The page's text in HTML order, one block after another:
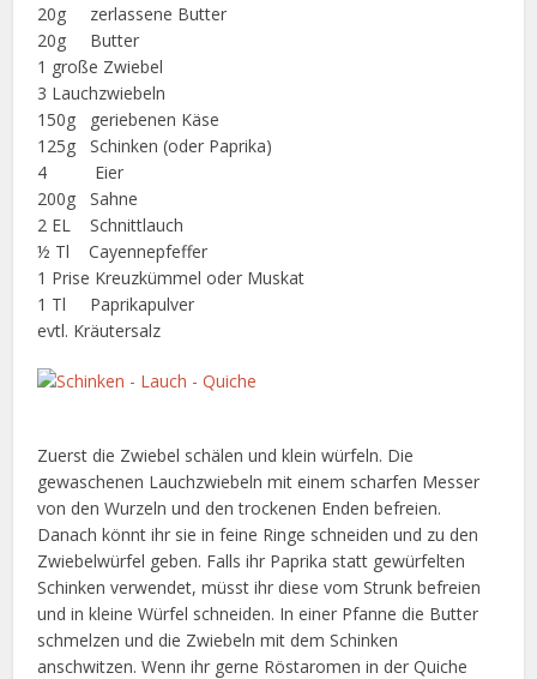
20g zerlassene Butter
20g Butter
1 große Zwiebel
3 Lauchzwiebeln
150g geriebenen Käse
125g Schinken (oder Paprika)
4 Eier
200g Sahne
2 EL Schnittlauch
½ Tl Cayennepfeffer
1 Prise Kreuzkümmel oder Muskat
1 Tl Paprikapulver
evtl. Kräutersalz
Zuerst die Zwiebel schälen und klein würfeln. Die
gewaschenen Lauchzwiebeln mit einem scharfen Messer
von den Wurzeln und den trockenen Enden befreien.
Danach könnt ihr sie in feine Ringe schneiden und zu den
Zwiebelwürfel geben. Falls ihr Paprika statt gewürfelten
Schinken verwendet, müsst ihr diese vom Strunk befreien
und in kleine Würfel schneiden. In einer Pfanne die Butter
schmelzen und die Zwiebeln mit dem Schinken
anschwitzen. Wenn ihr gerne Röstaromen in der Quiche